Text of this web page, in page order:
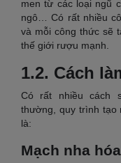
men từ các loại ngũ
ngô… Có rất nhiều
và mỗi công thức sẽ
thế giới rượu mạnh.
1.2. Cách
Có rất nhiều cách
thường, quy trình tạo
là:
Mạch nha hóa